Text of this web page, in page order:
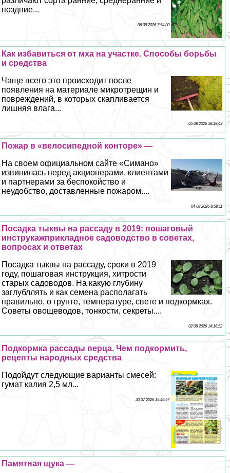
поздние...
06 08 2026 7:54:30
Как избавиться от мха на участке. Способы борьбы
и средства
Чаще всего это происходит после
появления на материале микротрещин и
повреждений, в которых скапливается
лишняя влага...
05 08 2026 18:19:43
Пожар в «велосипедной конторе» —
На своем официальном сайте «Симано»
извинилась перед акционерами, клиентами
и партнерами за беспокойство и
неудобство, доставленные пожаром....
04 08 2026 9:58:11
Посадка тыквы на рассаду в 2019: пошаговый
инструкажприкладное садоводство в советах,
вопросах и ответах
Посадка тыквы на рассаду, сроки в 2019
году, пошаговая инструкция, хитрости
старых садоводов. На какую глубину
заглубллять и как семена располагать
правильно, о грунте, температуре, свете и подкормках.
Советы овощеводов, тонкости, секреты....
02 08 2026 14:16:52
Подкормка рассады перца. Чем подкормить,
рецепты народных средства
Подойдут следующие варианты смесей:
гумат калия 2,5 мл...
30 07 2026 15:46:57
Памятная щука —